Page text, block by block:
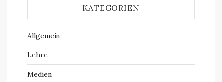
KATEGORIEN
Allgemein
Lehre
Medien